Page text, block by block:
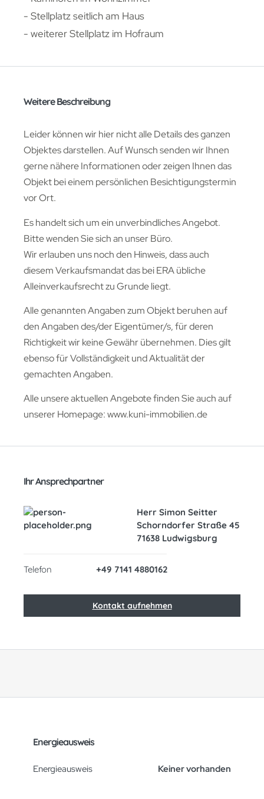
- Stellplatz seitlich am Haus
- weiterer Stellplatz im Hofraum
Weitere Beschreibung
Leider können wir hier nicht alle Details des ganzen
Objektes darstellen. Auf Wunsch senden wir Ihnen
gerne nähere Informationen oder zeigen Ihnen das
Objekt bei einem persönlichen Besichtigungstermin
vor Ort.
Es handelt sich um ein unverbindliches Angebot.
Bitte wenden Sie sich an unser Büro.
Wir erlauben uns noch den Hinweis, dass auch
diesem Verkaufsmandat das bei ERA übliche
Alleinverkaufsrecht zu Grunde liegt.
Alle genannten Angaben zum Objekt beruhen auf
den Angaben des/der Eigentümer/s, für deren
Richtigkeit wir keine Gewähr übernehmen. Dies gilt
ebenso für Vollständigkeit und Aktualität der
gemachten Angaben.
Alle unsere aktuellen Angebote finden Sie auch auf
unserer Homepage: www.kuni-immobilien.de
Ihr Ansprechpartner
Herr Simon Seitter
Schorndorfer Straße 45
71638 Ludwigsburg
Telefon +49 7141 4880162
Kontakt aufnehmen
Energieausweis
Energieausweis Keiner vorhanden